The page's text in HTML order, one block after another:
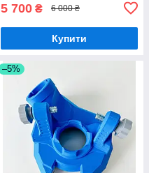
5 700 ₴ 6 000 ₴
Купити
–5%